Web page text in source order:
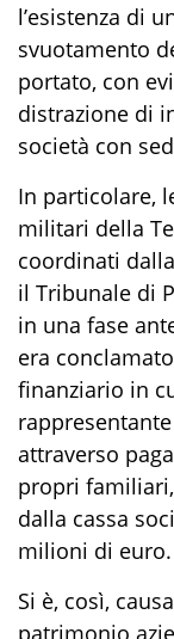
l’esistenza di
svuotamento
portato, con
distrazione di
società con
In particolare,
militari della
coordinati
il Tribunale di
in una fase
era
finanziario in
attraverso
propri
dalla cassa
milioni di euro.
Si è, così,
patrimonio